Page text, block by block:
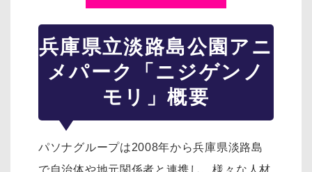
兵庫県立淡路島公園アニ
メパーク「ニジゲンノ
モリ」概要
パソナグループは2008年から兵庫県淡路島
で自治体や地元関係者と連携し、様々な人材